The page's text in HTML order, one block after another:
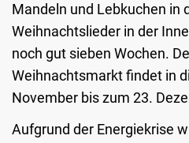
Mandeln und Lebkuchen in
Weihnachtslieder in der
noch gut sieben Wochen.
Weihnachtsmarkt findet in
November bis zum 23.
Aufgrund der Energiekrise